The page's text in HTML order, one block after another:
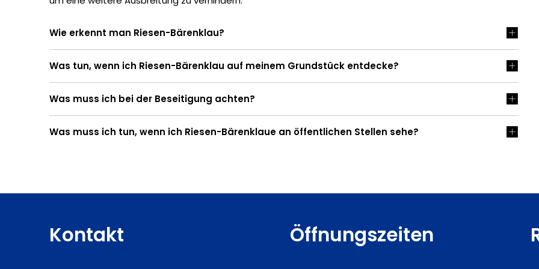
Wie erkennt man Riesen-Bärenklau?
Was tun, wenn ich Riesen-Bärenklau auf meinem Grundstück entdecke?
Was muss ich bei der Beseitigung achten?
Was muss ich tun, wenn ich Riesen-Bärenklaue an öffentlichen Stellen sehe?
Kontakt Öffnungszeiten